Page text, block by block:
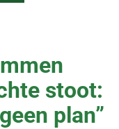
stoot:
plan”